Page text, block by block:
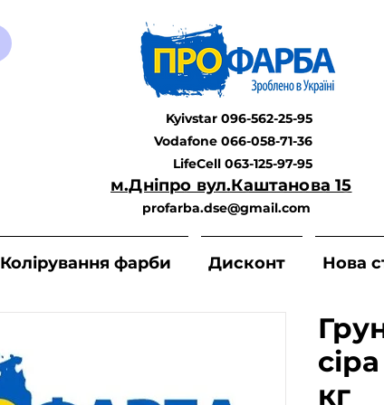
Kyivstar 096-562-25-95
Vodafone 066-058-71-36
LifeCell 063-125-97-95
м.Дніпро вул.Каштанова 15
profarba.dse@gmail.com
Колірування фарби Дисконт Нова
кг